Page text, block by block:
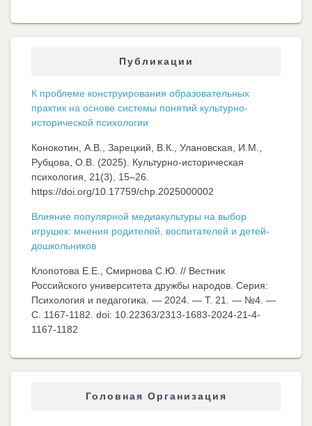
Публикации
К проблеме конструирования образовательных
практик на основе системы понятий культурно-
исторической психологии
Конокотин, А.В., Зарецкий, В.К., Улановская, И.М.,
Рубцова, О.В. (2025). Культурно-историческая
психология, 21(3), 15–26.
https://doi.org/10.17759/chp.2025000002
Влияние популярной медиакультуры на выбор
игрушек: мнения родителей, воспитателей и детей-
дошкольников
Клопотова Е.Е., Смирнова С.Ю. // Вестник
Российского университета дружбы народов. Серия:
Психология и педагогика. — 2024. — Т. 21. — №4. —
C. 1167-1182. doi: 10.22363/2313-1683-2024-21-4-
1167-1182
Головная Организация